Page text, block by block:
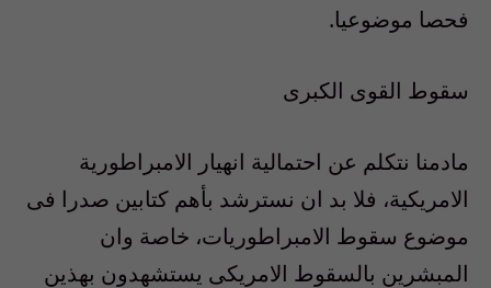
فحصا موضوعيا.
سقوط القوى الكبرى
مادمنا نتكلم عن احتمالية انهيار الامبراطورية
الامريكية، فلا بد ان نسترشد بأهم كتابين صدرا فى
موضوع سقوط الامبراطوريات، خاصة وان
المبشرين بالسقوط الامريكى يستشهدون بهذين